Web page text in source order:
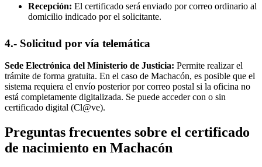
Recepción: El certificado será enviado por correo ordinario al
domicilio indicado por el solicitante.
4.- Solicitud por vía telemática
Sede Electrónica del Ministerio de Justicia: Permite realizar el
trámite de forma gratuita. En el caso de Machacón, es posible que el
sistema requiera el envío posterior por correo postal si la oficina no
está completamente digitalizada. Se puede acceder con o sin
certificado digital (Cl@ve).
Preguntas frecuentes sobre el certificado
de nacimiento en Machacón